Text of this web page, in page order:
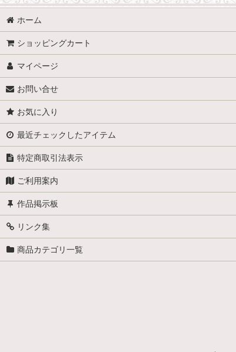
ホーム
ショッピングカート
マイページ
お問い合せ
お気に入り
最近チェックしたアイテム
特定商取引法表示
ご利用案内
作品掲示板
リンク集
商品カテゴリ一覧